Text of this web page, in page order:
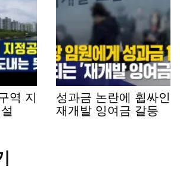
역 지
성과금 논란에 휩싸인
재개발 잉여금 갈등